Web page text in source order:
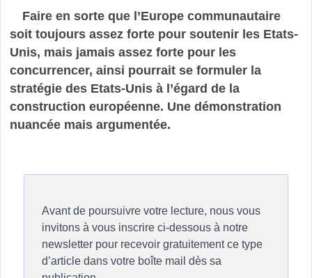
Faire en sorte que l’Europe communautaire
soit toujours assez forte pour soutenir les Etats-
Unis, mais jamais assez forte pour les
concurrencer, ainsi pourrait se formuler la
stratégie des Etats-Unis à l’égard de la
construction européenne. Une démonstration
nuancée mais argumentée.